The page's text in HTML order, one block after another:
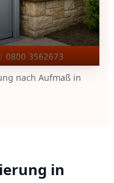
nach Aufmaß in
in